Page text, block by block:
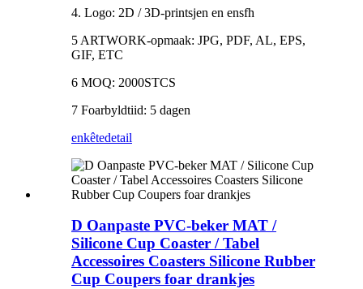
4. Logo: 2D / 3D-printsjen en ensfh
5 ARTWORK-opmaak: JPG, PDF, AL, EPS,
GIF, ETC
6 MOQ: 2000STCS
7 Foarbyldtiid: 5 dagen
enkêtedetail
D Oanpaste PVC-beker MAT /
Silicone Cup Coaster / Tabel
Accessoires Coasters Silicone Rubber
Cup Coupers foar drankjes